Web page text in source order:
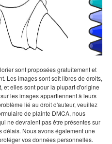
sont proposées gratuitement et
Les images sont soit libres de droits,
et elles sont pour la plupart d'origine
les images appartiennent à leurs
lié au droit d'auteur, veuillez
de plainte DMCA, nous
ne devraient pas être présentes sur
Nous avons également une
vos données personnelles.